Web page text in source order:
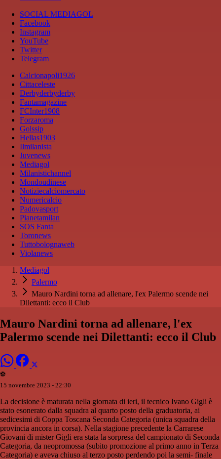
SOCIAL MEDIAGOL
Facebook
Instagram
YouTube
Twitter
Telegram
Calcionapoli1926
Cittaceleste
Derbyderbyderby
Fantamagazine
FCInter1908
Forzaroma
Golssip
Hellas1903
Ilmilanista
Juvenews
Mediagol
Milanistichannel
Mondoudinese
Notiziecalciomercato
Numericalcio
Padovasport
Pianetamilan
SOS Fanta
Toronews
Tuttobolognaweb
Violanews
Mediagol
Palermo
Mauro Nardini torna ad allenare, l'ex Palermo scende nei
Dilettanti: ecco il Club
Mauro Nardini torna ad allenare, l'ex
Palermo scende nei Dilettanti: ecco il Club
⚽️
15 novembre 2023 - 22:30
La decisione è maturata nella giornata di ieri, il tecnico Ivano Gigli è
stato esonerato dalla squadra al quarto posto della graduatoria, ai
sedicesimi di Coppa Toscana Seconda Categoria (unica squadra della
provincia ancora in corsa). Nella stagione precedente la Carrarese
Giovani di mister Gigli era stata la sorpresa del campionato di Seconda
Categoria, da neopromossa (subito promozione al primo anno in Terza
Categoria) e aveva chiuso al terzo posto perdendo poi la semi- finale